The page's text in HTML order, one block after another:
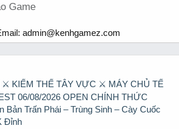
Game
admin@kenhgamez.com
⚔️ KIẾM THẾ TÂY VỰC ⚔️ MÁY CHỦ TẾ
06/08/2026 OPEN CHÍNH THỨC
Bản Trấn Phái – Trùng Sinh – Cày Cuốc
Đỉnh